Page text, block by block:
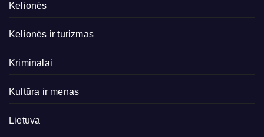
Kelionės
Kelionės ir turizmas
Kriminalai
Kultūra ir menas
Lietuva